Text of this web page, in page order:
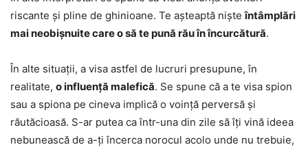
riscante și pline de ghinioane. Te așteaptă nișteîntâmplări
mai neobișnuite care o să te pună rău în încurcătură.
În alte situații, a visa astfel de lucruri presupune, în
realitate, o influență malefică. Se spune că a te visa spion
sau a spiona pe cineva implică o voință perversă și
răutăcioasă. S-ar putea ca într-una din zile să îți vină ideea
nebunească de a-ți încerca norocul acolo unde nu trebuie,